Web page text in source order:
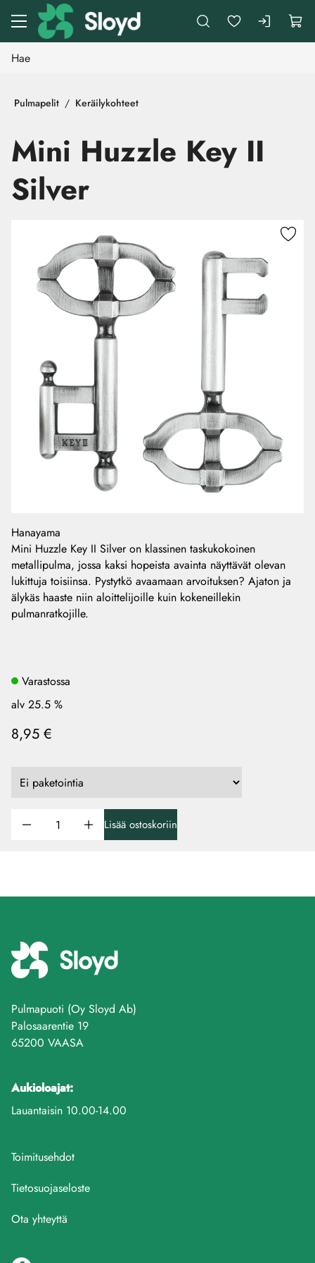
Siirry pääsisältöön
Pulmapelit Keräilykohteet
Mini Huzzle Key II
Silver
Hanayama
Mini Huzzle Key II Silver on klassinen taskukokoinen
metallipulma, jossa kaksi hopeista avainta näyttävät olevan
lukittuja toisiinsa. Pystytkö avaamaan arvoituksen? Ajaton ja
älykäs haaste niin aloittelijoille kuin kokeneillekin
pulmanratkojille.
Varastossa
alv 25.5 %
8,95 €
Lisää ostoskoriin
Pulmapuoti (Oy Sloyd Ab)
Palosaarentie 19
65200 VAASA
Aukioloajat:
Lauantaisin 10.00-14.00
Toimitusehdot
Tietosuojaseloste
Ota yhteyttä